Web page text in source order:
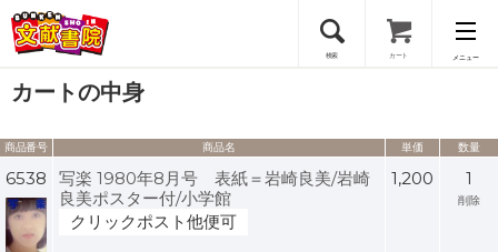
検索 カート メニュー
会員登録
ログイン
カートの中身
商品番号 商品名 単価 数量
6538
写楽 1980年8月号 表紙＝岩崎良美/岩崎
良美ポスター付/小学館
クリックポスト他便可
1,200 1
削除